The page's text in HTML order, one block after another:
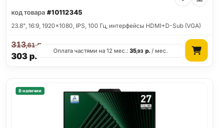
код товара #10112345
23.8", 16:9, 1920x1080, IPS, 100 Гц, интерфейсы HDMI+D-Sub (VGA)
303р.
313,61р.
Оплата частями на 12 мес.:35,93 р./ мес.
В наличии